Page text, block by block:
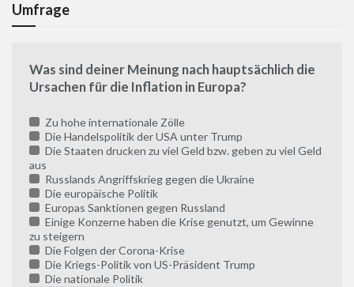
Umfrage
Was sind deiner Meinung nach hauptsächlich die
Ursachen für die Inflation in Europa?
Zu hohe internationale Zölle
Die Handelspolitik der USA unter Trump
Die Staaten drucken zu viel Geld bzw. geben zu viel Geld
aus
Russlands Angriffskrieg gegen die Ukraine
Die europäische Politik
Europas Sanktionen gegen Russland
Einige Konzerne haben die Krise genutzt, um Gewinne
zu steigern
Die Folgen der Corona-Krise
Die Kriegs-Politik von US-Präsident Trump
Die nationale Politik